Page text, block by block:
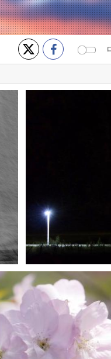
H-Mws 0